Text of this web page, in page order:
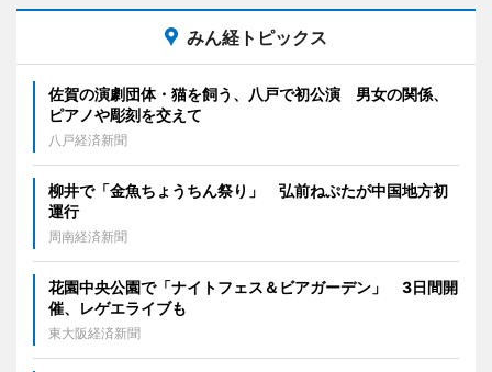
みん経トピックス
佐賀の演劇団体・猫を飼う、八戸で初公演 男女の関係、
ピアノや彫刻を交えて
八戸経済新聞
柳井で「金魚ちょうちん祭り」 弘前ねぷたが中国地方初
運行
周南経済新聞
花園中央公園で「ナイトフェス＆ビアガーデン」 3日間開
催、レゲエライブも
東大阪経済新聞